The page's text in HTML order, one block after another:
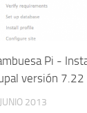
Pi -
versión 7.22
2013